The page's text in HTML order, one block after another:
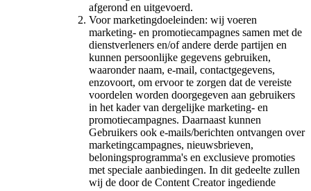
afgerond en uitgevoerd.
Voor marketingdoeleinden: wij voeren
marketing- en promotiecampagnes samen met de
dienstverleners en/of andere derde partijen en
kunnen persoonlijke gegevens gebruiken,
waaronder naam, e-mail, contactgegevens,
enzovoort, om ervoor te zorgen dat de vereiste
voordelen worden doorgegeven aan gebruikers
in het kader van dergelijke marketing- en
promotiecampagnes. Daarnaast kunnen
Gebruikers ook e-mails/berichten ontvangen over
marketingcampagnes, nieuwsbrieven,
beloningsprogramma's en exclusieve promoties
met speciale aanbiedingen. In dit gedeelte zullen
wij de door de Content Creator ingediende